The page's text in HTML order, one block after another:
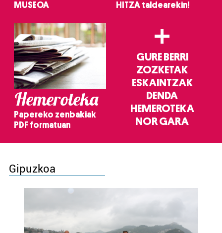
MUSEOA
HITZA taldearekin!
Hemeroteka
Papereko zenbakiak
PDF formatuan
+
GURE BERRI
ZOZKETAK
ESKAINTZAK
DENDA
HEMEROTEKA
NOR GARA
Gipuzkoa